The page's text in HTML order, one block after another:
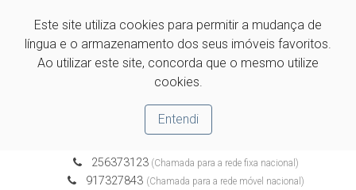
Este site utiliza cookies para permitir a mudança de
língua e o armazenamento dos seus imóveis favoritos.
Ao utilizar este site, concorda que o mesmo utilize
cookies.
Entendi
256373123(Chamada para a rede fixa nacional)
917327843 (Chamada para a rede móvel nacional)